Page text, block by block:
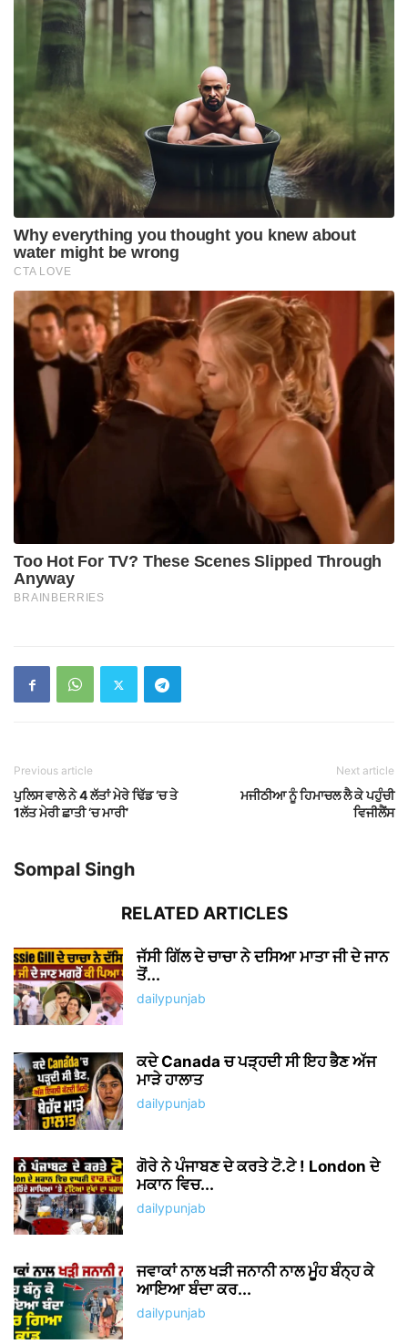
Previous article
ਪੁਲਿਸ ਵਾਲੇ ਨੇ 4 ਲੱਤਾਂ ਮੇਰੇ ਢਿੱਡ ‘ਚ ਤੇ
1ਲੱਤ ਮੇਰੀ ਛਾਤੀ ‘ਚ ਮਾਰੀ’
Next article
ਮਜੀਠੀਆ ਨੂੰ ਹਿਮਾਚਲ ਲੈ ਕੇ ਪਹੁੰਚੀ
ਵਿਜੀਲੈਂਸ
Sompal Singh
RELATED ARTICLES
ਜੱਸੀ ਗਿੱਲ ਦੇ ਚਾਚਾ ਨੇ ਦਸਿਆ ਮਾਤਾ ਜੀ ਦੇ ਜਾਨ
ਤੋਂ...
dailypunjab
ਕਦੇ Canada ਚ ਪੜ੍ਹਦੀ ਸੀ ਇਹ ਭੈਣ ਅੱਜ
ਮਾੜੇ ਹਾਲਾਤ
dailypunjab
ਗੋਰੇ ਨੇ ਪੰਜਾਬਣ ਦੇ ਕਰਤੇ ਟੋ.ਟੇ ! London ਦੇ
ਮਕਾਨ ਵਿਚ...
dailypunjab
ਜਵਾਕਾਂ ਨਾਲ ਖੜੀ ਜਨਾਨੀ ਨਾਲ ਮੂੰਹ ਬੰਨ੍ਹ ਕੇ
ਆਇਆ ਬੰਦਾ ਕਰ...
dailypunjab